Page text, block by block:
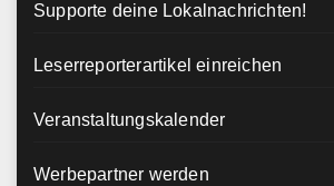
Supporte deine Lokalnachrichten!
Leserreporterartikel einreichen
Veranstaltungskalender
Werbepartner werden